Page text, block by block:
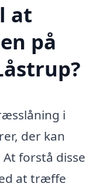
at
på
i
der kan
forstå disse
at træffe